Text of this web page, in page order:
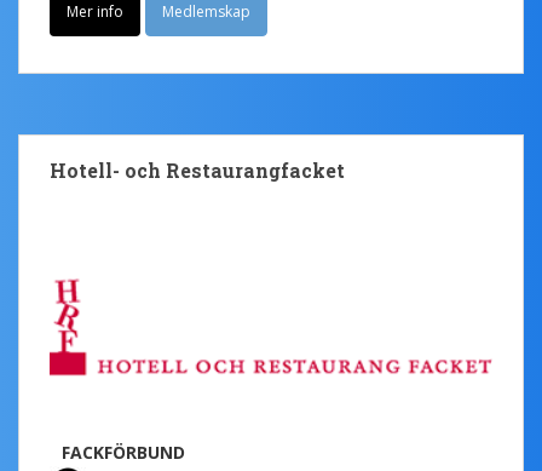
Mer info Medlemskap
Hotell- och Restaurangfacket
FACKFÖRBUND